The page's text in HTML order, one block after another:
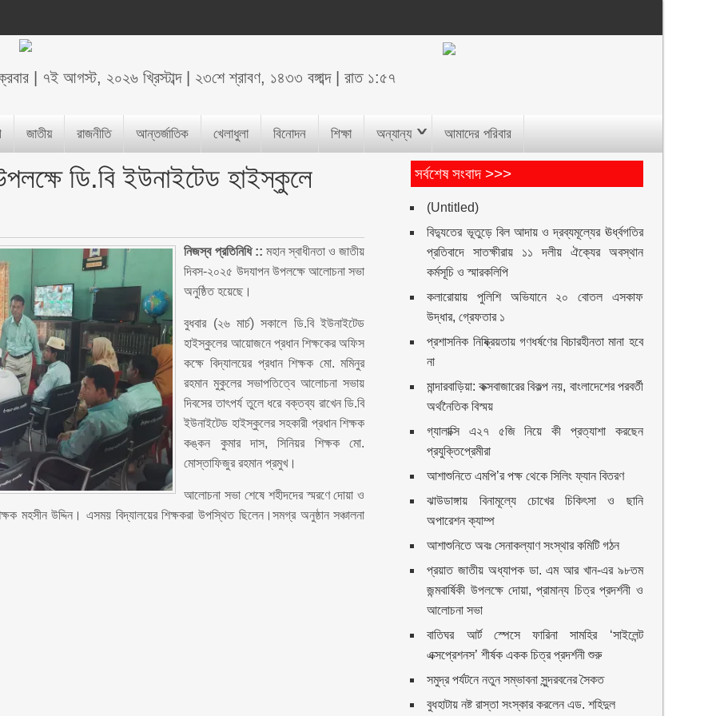
৭ই আগস্ট, ২০২৬ খ্রিস্টাব্দ| ২৩শে শ্রাবণ, ১৪৩৩ বঙ্গাব্দ|রাত ১:৫৭
জাতীয় রাজনীতি আন্তর্জাতিক খেলাধুলা বিনোদন শিক্ষা অন্যান্য আমাদের পরিবার
ডি.বি ইউনাইটেড হাইস্কুলে
নিজস্ব প্রতিনিধি :: মহান স্বাধীনতা ও জাতীয়
দিবস-২০২৫ উদযাপন উপলক্ষে আলোচনা সভা
অনুষ্ঠিত হয়েছে।
বুধবার (২৬ মার্চ) সকালে ডি.বি ইউনাইটেড
হাইস্কুলের আয়োজনে প্রধান শিক্ষকের অফিস
কক্ষে বিদ্যালয়ের প্রধান শিক্ষক মো. মমিনুর
রহমান মুকুলের সভাপতিত্বে আলোচনা সভায়
দিবসের তাৎপর্য তুলে ধরে বক্তব্য রাখেন ডি.বি
ইউনাইটেড হাইস্কুলের সহকারী প্রধান শিক্ষক
কঙ্কন কুমার দাস, সিনিয়র শিক্ষক মো.
মোস্তাফিজুর রহমান প্রমুখ।
আলোচনা সভা শেষে শহীদদের স্মরণে দোয়া ও
মহসীন উদ্দিন। এসময় বিদ্যালয়ের শিক্ষকরা উপস্থিত ছিলেন।সমগ্র অনুষ্ঠান সঞ্চালনা
সর্বশেষ সংবাদ >>>
(Untitled)
বিদ্যুতের ভূতুড়ে বিল আদায় ও দ্রব্যমূল্যের ঊর্ধ্বগতির
প্রতিবাদে সাতক্ষীরায় ১১ দলীয় ঐক্যের অবস্থান
কর্মসূচি ও স্মারকলিপি
কলারোয়ায় পুলিশি অভিযানে ২০ বোতল এসকাফ
উদ্ধার, গ্রেফতার ১
প্রশাসনিক নিষ্ক্রিয়তায় গণধর্ষণের বিচারহীনতা মানা হবে
না
মান্দারবাড়িয়া: কক্সবাজারের বিকল্প নয়, বাংলাদেশের পরবর্তী
অর্থনৈতিক বিস্ময়
গ্যালাক্সি এ২৭ ৫জি নিয়ে কী প্রত্যাশা করছেন
প্রযুক্তিপ্রেমীরা
আশাশুনিতে এমপি’র পক্ষ থেকে সিলিং ফ্যান বিতরণ
ঝাউডাঙ্গায় বিনামূল্যে চোখের চিকিৎসা ও ছানি
অপারেশন ক্যাম্প
আশাশুনিতে অবঃ সেনাকল্যাণ সংস্থার কমিটি গঠন
প্রয়াত জাতীয় অধ্যাপক ডা. এম আর খান-এর ৯৮তম
জন্মবার্ষিকী উপলক্ষে দোয়া, প্রামান্য চিত্র প্রদর্শনী ও
আলোচনা সভা
বাতিঘর আর্ট স্পেসে ফারিনা সামহির ‘সাইলেন্ট
এক্সপ্রেশনস’ শীর্ষক একক চিত্র প্রদর্শনী শুরু
সমুদ্র পর্যটনে নতুন সম্ভাবনা সুন্দরবনের সৈকত
বুধহাটায় নষ্ট রাস্তা সংস্কার করলেন এড. শহিদুল